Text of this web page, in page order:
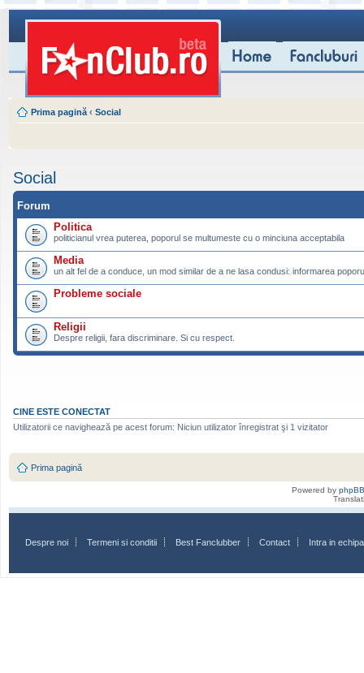
Prima pagină ‹ Social
Social
Forum
Politica
politicianul vrea puterea, poporul se multumeste cu o minciuna acceptabila
Media
un alt fel de a conduce, un mod similar de a ne lasa condusi: informarea
Probleme sociale
Religii
Despre religii, fara discriminare. Si cu respect.
CINE ESTE CONECTAT
Utilizatorii ce navighează pe acest forum: Niciun utilizator înregistrat şi 1 vizitator
Prima pagină
Powered by phpBB
Despre noi Termeni si conditii Best Fanclubber Contact Intra in